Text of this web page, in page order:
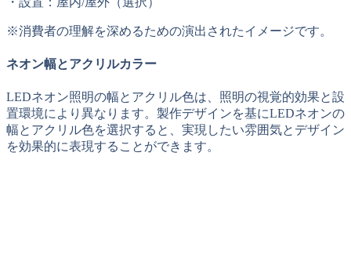
※消費者の理解を深めるための演出されたイメージです。
ネオン幅とアクリルカラー
LEDネオン照明の幅とアクリル色は、照明の視覚的効果と設
置環境により異なります。製作デザインを基にLEDネオンの
幅とアクリル色を選択すると、実現したい雰囲気とデザイン
を効果的に表現することができます。